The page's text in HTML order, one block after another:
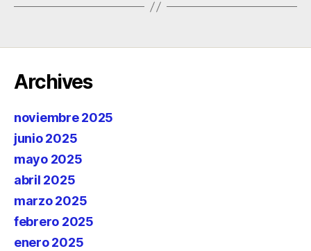
Archives
noviembre 2025
junio 2025
mayo 2025
abril 2025
marzo 2025
febrero 2025
enero 2025